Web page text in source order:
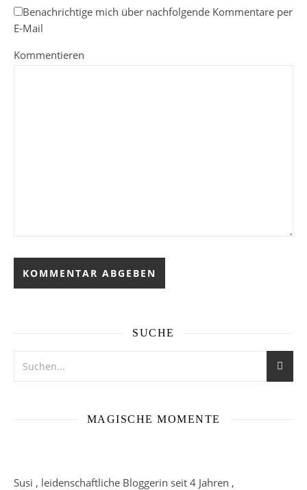
Benachrichtige mich über nachfolgende Kommentare per
E-Mail
Kommentieren
SUCHE
MAGISCHE MOMENTE
Susi , leidenschaftliche Bloggerin seit 4 Jahren ,